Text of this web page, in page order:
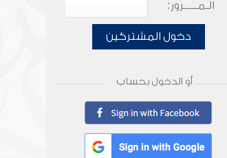
الـمـــــرور:
دخول المشتركين
أو الدخول بحساب